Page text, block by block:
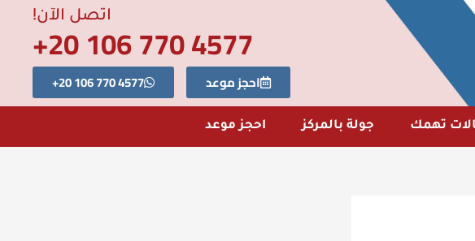
اتصل الآن! 4577 770 106 20+
احجز موعد 4577 770 106 20+
تهمك جولة بالمركز احجز موعد